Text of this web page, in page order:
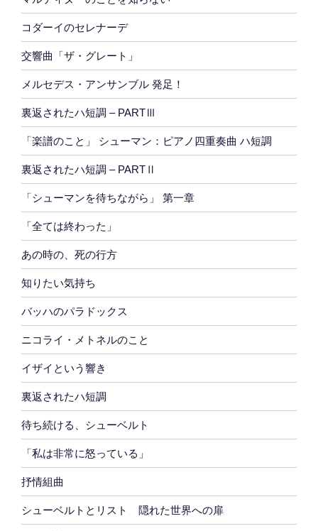
コダーイのセレナーデ
交響曲「ザ・グレート」
メルセデス・アンサンブル 発足！
裏返されたハ短調 – PARTⅢ
「楽譜のこと」 シューマン：ピアノ四重奏曲 ハ短調
裏返されたハ短調 – PARTⅡ
「シューマンを待ちながら」 第一章
「全ては終わった」
あの時の、死の行方
知りたい気持ち
バッハのパラドックス
ニコライ・メトネルのこと
イザイという響き
裏返されたハ短調
待ち続ける、シューベルト
「私は非常に怒っている」
抒情組曲
シューベルトとリスト 隠れた世界への扉